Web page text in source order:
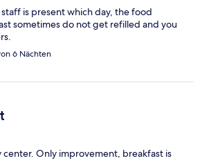
is present which day, the food
sometimes do not get refilled and you
6 Nächten
center. Only improvement, breakfast is